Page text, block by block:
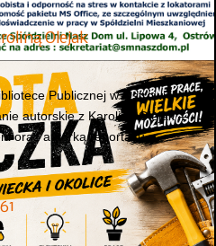
Olejak
Publicznej w Ostrowi
autorskie z Karoliną Olejak –
oraz autorką reportażu